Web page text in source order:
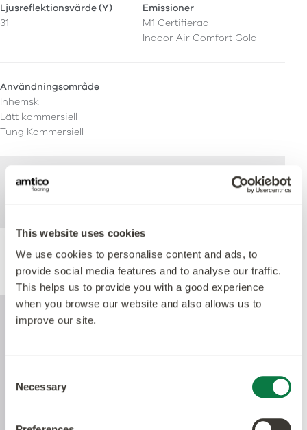
This website uses cookies
We use cookies to personalise content and ads, to
provide social media features and to analyse our traffic.
This helps us to provide you with a good experience
when you browse our website and also allows us to
improve our site.
Selection
Necessary
Ljusreflektionsvärde (Y)
31
Emissioner
M1 Certifierad
Indoor Air Comfort Gold
Användningsområde
Inhemsk
Lätt kommersiell
Tung Kommersiell
För mer teknisk information om denna
produkt, se specifikationsdokumentet som
kan laddas ned nedan.
Produktprestanda